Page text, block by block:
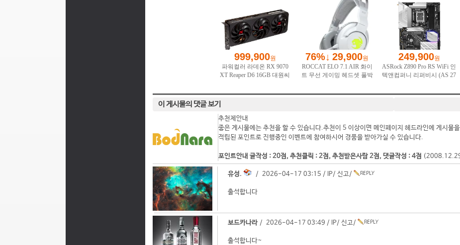
이 게시물의 댓글 보기
추천제안내
좋은 게시물에는 추천을 할 수 있습니다.추천이 5 이상이면 메인페이지 헤드라인에 게시물
적립된 포인트로 진행중인 이벤트에 참여하시어 경품을 받아가실 수 있습니다.
포인트안내 글작성 : 20점, 추천클릭 : 2점, 추천받은사람 2점, 댓글작성 : 4점
유성. / 2026-04-17 03:15 / IP/ 신고/
출석합니다
보드카나라 / 2026-04-17 03:49 / IP/ 신고/
출석합니다~